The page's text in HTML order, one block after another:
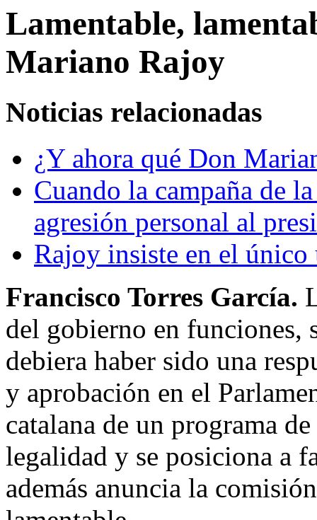
Lamentable,
Mariano Rajoy
Noticias relacionadas
¿Y ahora qué Don
Cuando la campaña de
agresión personal al
Rajoy insiste en el único
Francisco Torres García.
del gobierno en funciones,
debiera haber sido una
y aprobación en el
catalana de un programa
legalidad y se posiciona a
además anuncia la